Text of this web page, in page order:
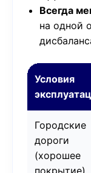
Всегда
на одной
Условия
Городские
дороги
(хорошее
покрытие)